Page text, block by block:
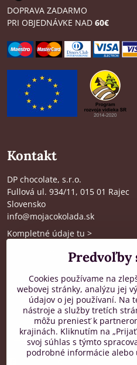
DOPRAVA ZADARMO
PRI OBJEDNÁVKE NAD 60€
Kontakt
DP chocolate, s.r.o.
Fullová ul. 934/11, 015 01 Rajec
Slovensko
info@mojacokolada.sk
Kompletné údaje tu >
Kde nás nájdete
Zákaznícka podpora
od 8:00 do 16:00, PO-PIA
+421 917 436 795
Predvoľby
Cookies používame na
webovej stránky, analýzu jej
údajov o jej používaní. Na
nástroje a služby tretích
môžu preniesť k
krajinách. Kliknutím na
svoj súhlas s týmto
podrobné informácie